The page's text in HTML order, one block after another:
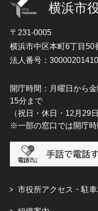
横浜市
〒231-0005
横浜市中区本町6丁目50
法人番号：
開庁時間：月曜日から
15分まで
（祝日・休日・12月29
※一部の窓口では開庁
市役所アクセス・駐